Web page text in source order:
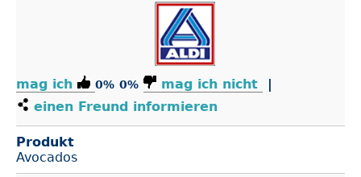
mag ich 0% 0% mag ich nicht
|
einen Freund informieren
Produkt
Avocados